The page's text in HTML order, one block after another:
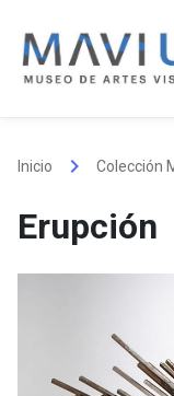
content
Inicio keyboard_arrow_right Colección
Erupción